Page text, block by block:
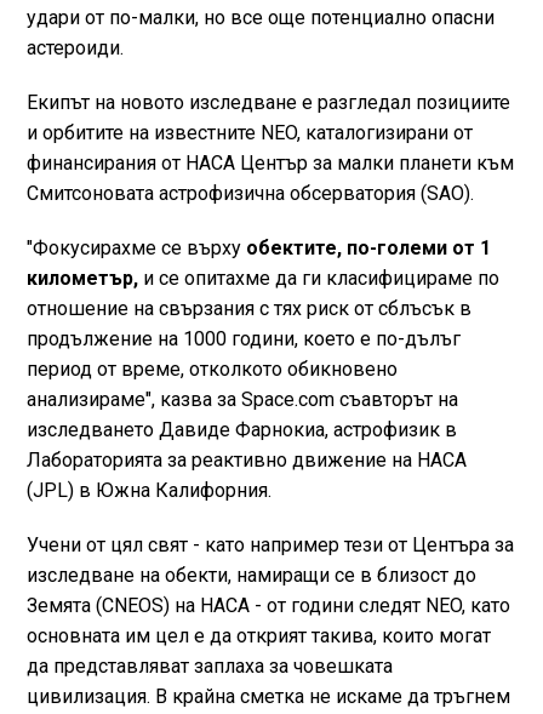
удари от по-малки, но все още потенциално опасни
астероиди.
Екипът на новото изследване е разгледал позициите
и орбитите на известните NEO, каталогизирани от
финансирания от НАСА Център за малки планети към
Смитсоновата астрофизична обсерватория (SAO).
"Фокусирахме се върху обектите, по-големи от 1
километър,и се опитахме да ги класифицираме по
отношение на свързания с тях риск от сблъсък в
продължение на 1000 години, което е по-дълъг
период от време, отколкото обикновено
анализираме", казва за Space.com съавторът на
изследването Давиде Фарнокиа, астрофизик в
Лабораторията за реактивно движение на НАСА
(JPL) в Южна Калифорния.
Учени от цял свят - като например тези от Центъра за
изследване на обекти, намиращи се в близост до
Земята (CNEOS) на НАСА - от години следят NEO, като
основната им цел е да открият такива, които могат
да представляват заплаха за човешката
цивилизация. В крайна сметка не искаме да тръгнем